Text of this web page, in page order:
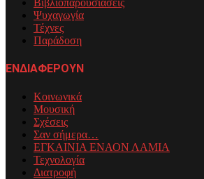
Βιβλιοπαρουσιάσεις
Ψυχαγωγία
Τέχνες
Παράδοση
ΕΝΔΙΑΦΕΡΟΥΝ
Κοινωνικά
Μουσική
Σχέσεις
Σαν σήμερα…
ΕΓΚΑΙΝΙΑ ΕΝΑΟΝ ΛΑΜΙΑ
Τεχνολογία
Διατροφή